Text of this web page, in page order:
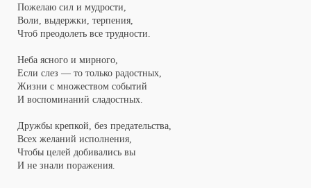
Пожелаю сил и мудрости,
Воли, выдержки, терпения,
Чтоб преодолеть все трудности.
Неба ясного и мирного,
Если слез — то только радостных,
Жизни с множеством событий
И воспоминаний сладостных.
Дружбы крепкой, без предательства,
Всех желаний исполнения,
Чтобы целей добивались вы
И не знали поражения.